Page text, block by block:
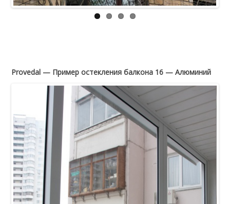
Provedal — Пример остекления балкона 16 — Алюминий